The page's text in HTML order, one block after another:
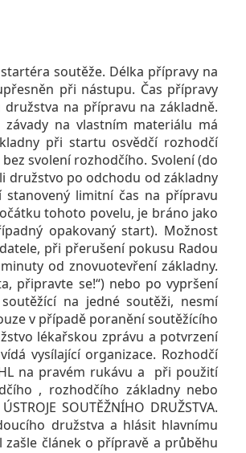
soutěže. Délka přípravy na
při nástupu. Čas přípravy
na přípravu na základně.
na vlastním materiálu má
při startu osvědčí rozhodčí
svolení rozhodčího. Svolení (do
družstvo po odchodu od základny
limitní čas na přípravu
tohoto povelu, je bráno jako
opakovaný start). Možnost
při přerušení pokusu Radou
od znovuotevření základny.
připravte se!“) nebo po vypršení
na jedné soutěži, nesmí
v případě poranění soutěžícího
lékařskou zprávu a potvrzení
vysílající organizace. Rozhodčí
na pravém rukávu a při použití
, rozhodčího základny nebo
SOUTĚŽNÍHO DRUŽSTVA.
družstva a hlásit hlavnímu
článek o přípravě a průběhu